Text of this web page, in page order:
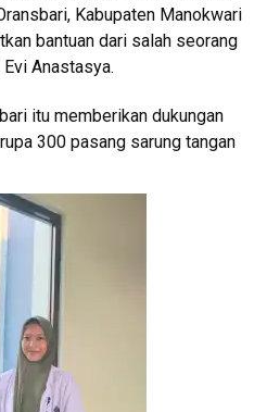
Kabupaten Manokwari
bantuan dari salah seorang
Anastasya.
itu memberikan dukungan
300 pasang sarung tangan